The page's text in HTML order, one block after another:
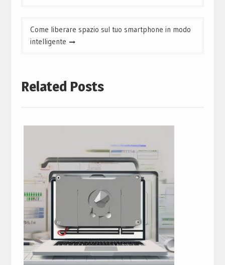
Come liberare spazio sul tuo smartphone in modo
intelligente
Related Posts